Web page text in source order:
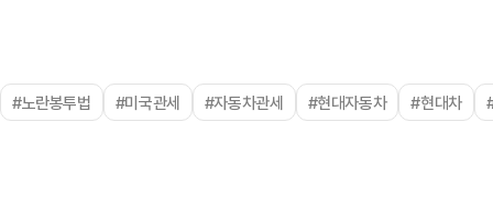
#노란봉투법 #미국관세 #자동차관세 #현대자동차 #현대차